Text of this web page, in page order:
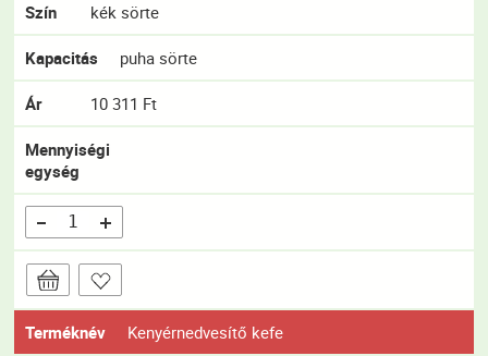
Szín kék sörte
Kapacitás puha sörte
Ár 10 311 Ft
Mennyiségi
egység
Terméknév Kenyérnedvesítő kefe